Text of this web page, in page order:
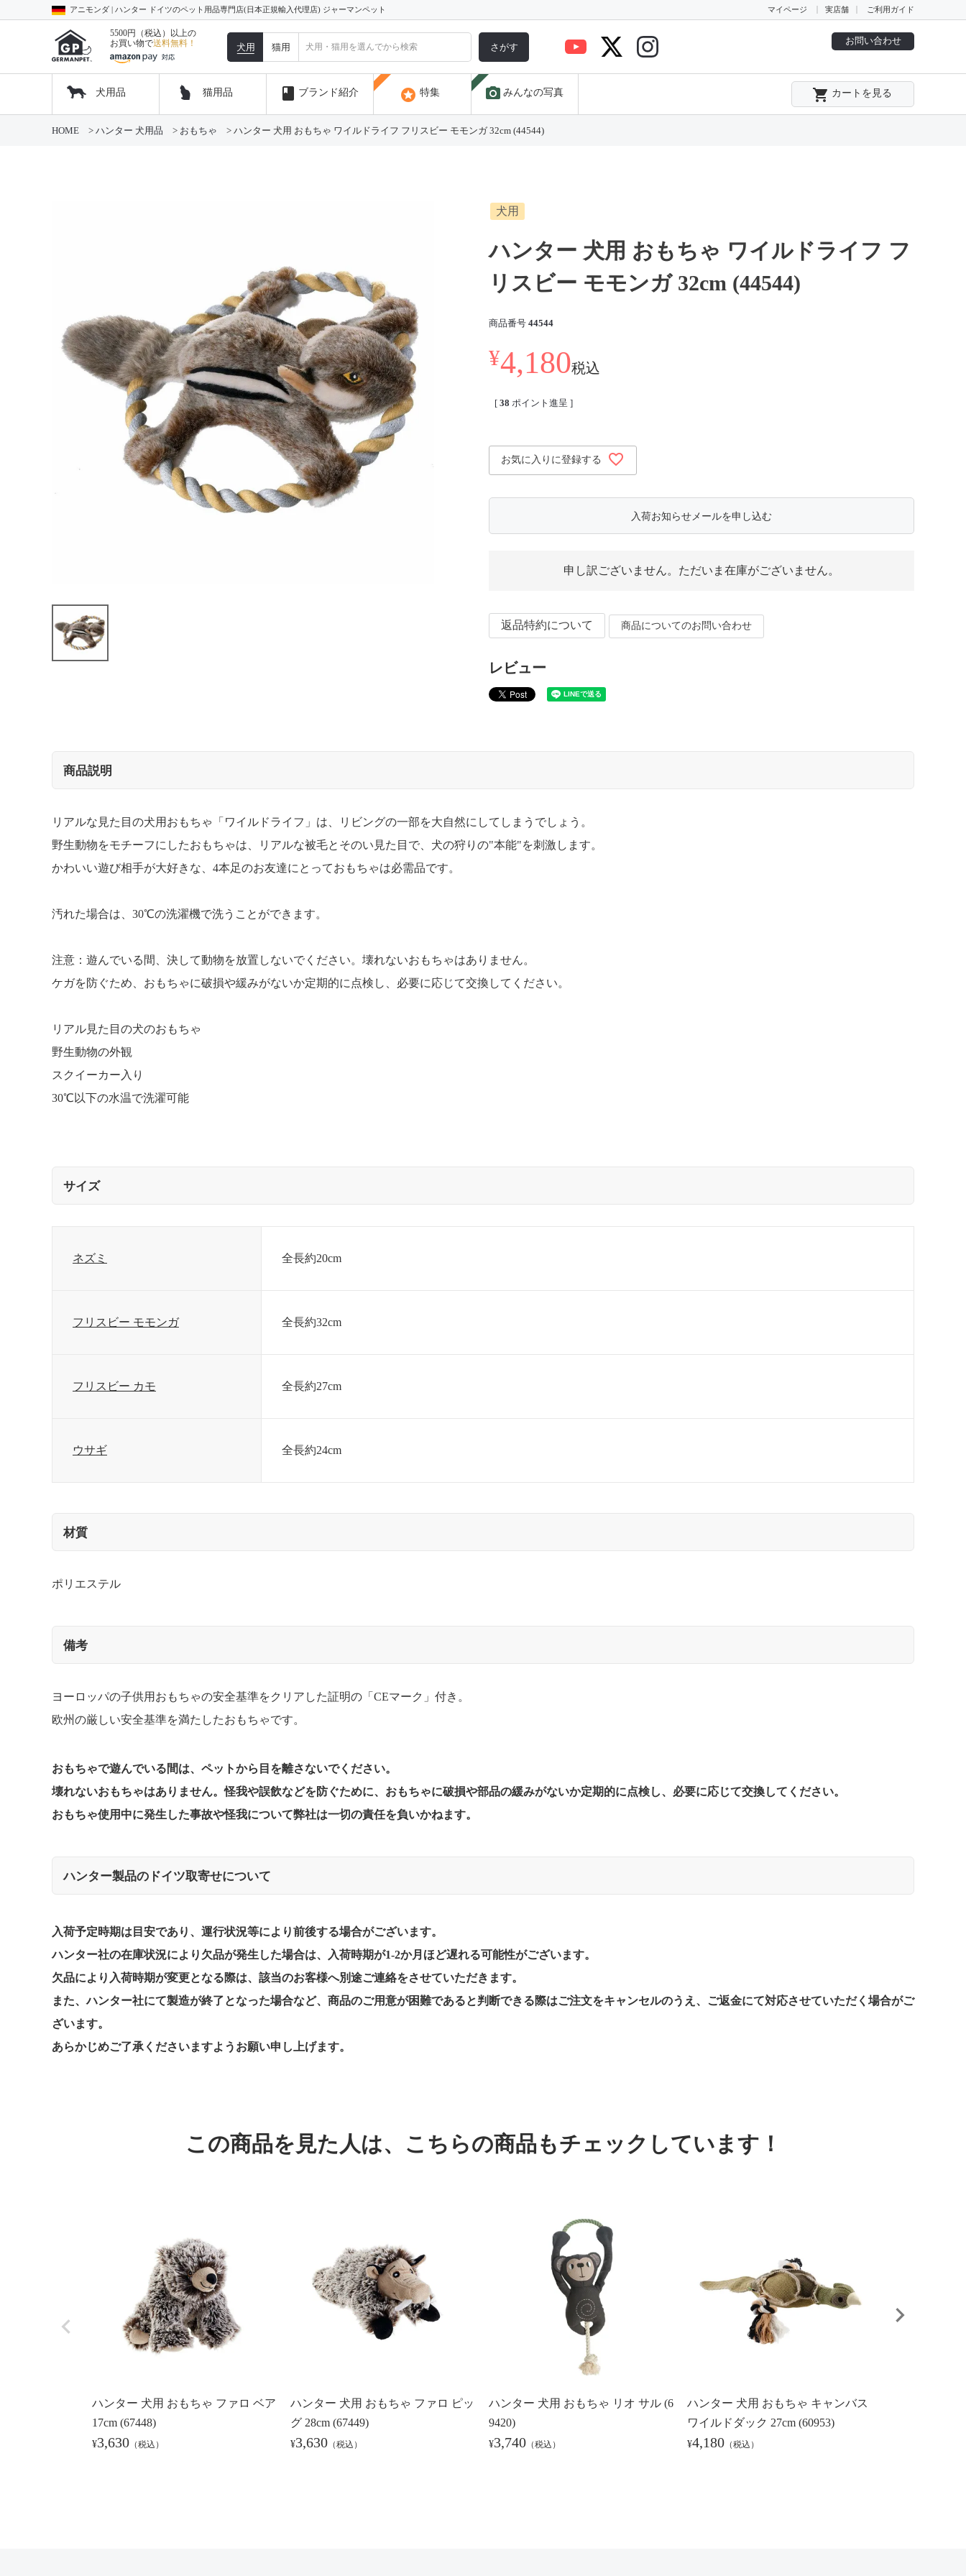
アニモンダ | ハンター ドイツのペット用品専門店(日本正規輸入代理店) ジャーマンペット マイページ 実店舗 ご利用ガイド
5500円（税込）以上の
お買い物で送料無料！ 犬用 猫用 さがす
お問い合わせ
犬用品 猫用品 book ブランド紹介 stars 特集 photo_camera みんなの写真 local_grocery_store カートを見る
HOME ハンター 犬用品 おもちゃ ハンター 犬用 おもちゃ ワイルドライフ フリスビー モモンガ 32cm (44544)
犬用
ハンター 犬用 おもちゃ ワイルドライフ フ
リスビー モモンガ 32cm (44544)
商品番号 44544
¥4,180税込
[ 38 ポイント進呈 ]
お気に入りに登録する
入荷お知らせメールを申し込む
申し訳ございません。ただいま在庫がございません。
返品特約について 商品についてのお問い合わせ
レビュー
商品説明
リアルな見た目の犬用おもちゃ「ワイルドライフ」は、リビングの一部を大自然にしてしまうでしょう。
野生動物をモチーフにしたおもちゃは、リアルな被毛とそのい見た目で、犬の狩りの"本能"を刺激します。
かわいい遊び相手が大好きな、4本足のお友達にとっておもちゃは必需品です。
汚れた場合は、30℃の洗濯機で洗うことができます。
注意：遊んでいる間、決して動物を放置しないでください。壊れないおもちゃはありません。
ケガを防ぐため、おもちゃに破損や緩みがないか定期的に点検し、必要に応じて交換してください。
リアル見た目の犬のおもちゃ
野生動物の外観
スクイーカー入り
30℃以下の水温で洗濯可能
サイズ
ネズミ 全長約20cm
フリスビー モモンガ 全長約32cm
フリスビー カモ 全長約27cm
ウサギ 全長約24cm
材質
ポリエステル
備考
ヨーロッパの子供用おもちゃの安全基準をクリアした証明の「CEマーク」付き。
欧州の厳しい安全基準を満たしたおもちゃです。
おもちゃで遊んでいる間は、ペットから目を離さないでください。
壊れないおもちゃはありません。怪我や誤飲などを防ぐために、おもちゃに破損や部品の緩みがないか定期的に点検し、必要に応じて交換してください。
おもちゃ使用中に発生した事故や怪我について弊社は一切の責任を負いかねます。
ハンター製品のドイツ取寄せについて
入荷予定時期は目安であり、運行状況等により前後する場合がございます。
ハンター社の在庫状況により欠品が発生した場合は、入荷時期が1-2か月ほど遅れる可能性がございます。
欠品により入荷時期が変更となる際は、該当のお客様へ別途ご連絡をさせていただきます。
また、ハンター社にて製造が終了となった場合など、商品のご用意が困難であると判断できる際はご注文をキャンセルのうえ、ご返金にて対応させていただく場合がご
ざいます。
あらかじめご了承くださいますようお願い申し上げます。
この商品を見た人は、 こちらの商品もチェックしています！
ハンター 犬用 おもちゃ ファロ ベア
17cm (67448)
¥3,630 （税込）
ハンター 犬用 おもちゃ ファロ ピッ
グ 28cm (67449)
¥3,630 （税込）
ハンター 犬用 おもちゃ リオ サル (6
9420)
¥3,740 （税込）
ハンター 犬用 おもちゃ キャンバス
ワイルドダック 27cm (60953)
¥4,180 （税込）